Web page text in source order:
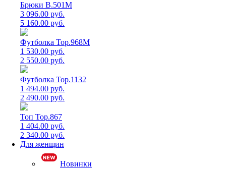
Брюки B.501M
3 096.00 руб.
5 160.00 руб.
Футболка Top.968M
1 530.00 руб.
2 550.00 руб.
Футболка Top.1132
1 494.00 руб.
2 490.00 руб.
Топ Top.867
1 404.00 руб.
2 340.00 руб.
Для женщин
Новинки